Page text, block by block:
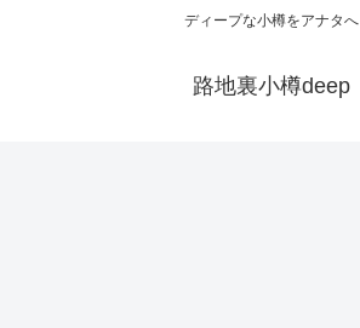
ディープな小樽をアナタへ
路地裏小樽deep